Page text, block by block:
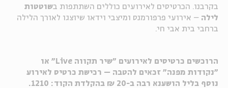
בקרבנו. הכרטיסים לאירועים כוללים השתתפות בשוטטות
לילה – אירועי פרפורמנס ומיצבי וידאו שיוצגו לאורך הלילה
ברחבי בית אבי חי.
הרוכשים כרטיסים לאירועים ״שיר תקווה
״ או
״נקודות מפנה״ זכאים להטבה – רכישת כרטיס לאירוע
נוסף בליל הושענא רבה ב-20 ₪ בהקלדת הקוד: 1210.